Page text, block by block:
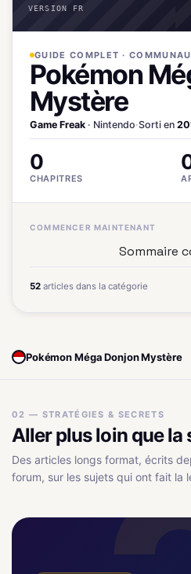
VERSION FR
GUIDE COMPLET ·
Pokémon
Mystère
Game Freak · Nintendo·Sorti en
0
CHAPITRES
COMMENCER MAINTENANT
Sommaire
52 articles dans la catégorie
Pokémon Méga Donjon Mystère
02 — STRATÉGIES & SECRETS
Aller plus loin que la
Des articles longs format, écrits
forum, sur les sujets qui ont fait la